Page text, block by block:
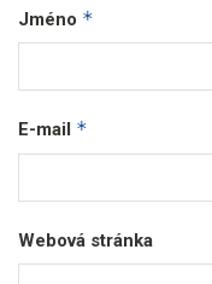
Jméno *
E-mail *
Webová stránka